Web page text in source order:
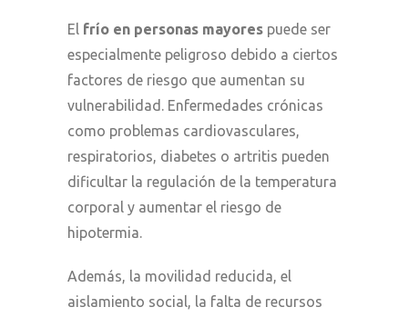
El frío en personas mayores puede ser
especialmente peligroso debido a ciertos
factores de riesgo que aumentan su
vulnerabilidad. Enfermedades crónicas
como problemas cardiovasculares,
respiratorios, diabetes o artritis pueden
dificultar la regulación de la temperatura
corporal y aumentar el riesgo de
hipotermia.
Además, la movilidad reducida, el
aislamiento social, la falta de recursos